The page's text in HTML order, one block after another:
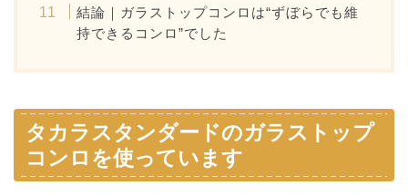
結論｜ガラストップコンロは“ずぼらでも維
持できるコンロ”でした
タカラスタンダードのガラストップ
コンロを使っています